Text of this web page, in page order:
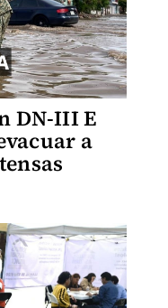
DN-III E
a